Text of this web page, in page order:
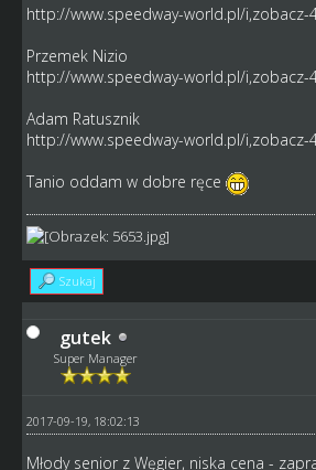
http://www.speedway-world.pl/i,zobacz-
Przemek Nizio
http://www.speedway-world.pl/i,zobacz-
Adam Ratusznik
http://www.speedway-world.pl/i,zobacz-
Tanio oddam w dobre ręce
Szukaj
gutek
Super Manager
2017-09-19, 18:02:13
Młody senior z Węgier, niska cena -